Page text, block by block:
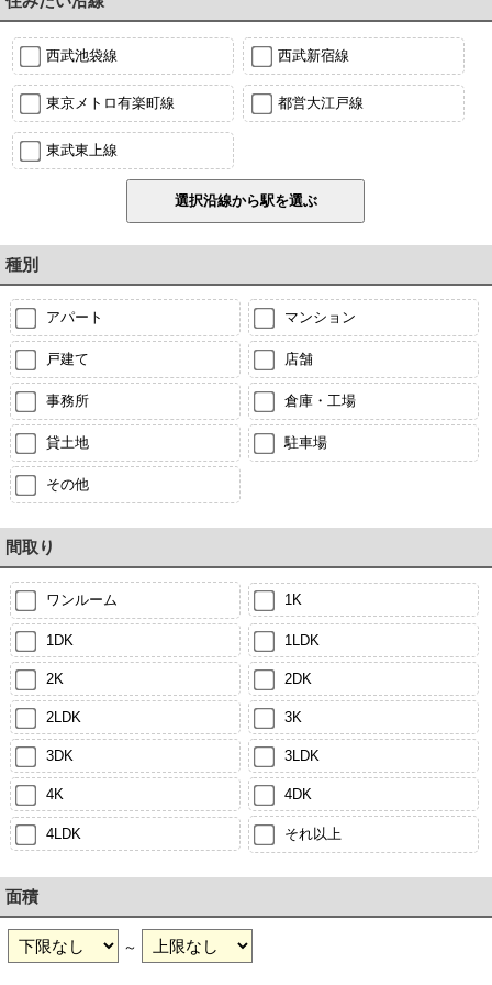
西武池袋線 西武新宿線
東京メトロ有楽町線 都営大江戸線
東武東上線
種別
アパート マンション
戸建て 店舗
事務所 倉庫・工場
貸土地 駐車場
その他
間取り
ワンルーム 1K
1DK 1LDK
2K 2DK
2LDK 3K
3DK 3LDK
4K 4DK
4LDK それ以上
面積
～